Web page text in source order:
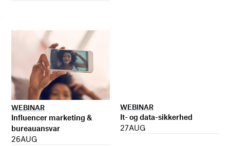
WEBINAR
Influencer marketing &
bureauansvar
26AUG
WEBINAR
It- og data-sikkerhed
27AUG